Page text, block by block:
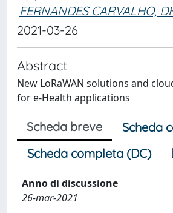
FERNANDES CARVALHO,
2021-03-26
Abstract
New LoRaWAN solutions and
for e-Health applications
Scheda breve
Scheda
Scheda completa (DC)
Anno di discussione
26-mar-2021